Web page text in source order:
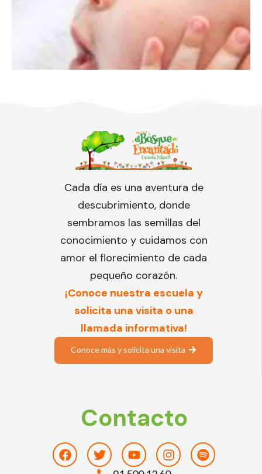
Cada día es una aventura de
descubrimiento, donde
sembramos las semillas del
conocimiento y cuidamos con
amor el florecimiento de cada
pequeño corazón.
¡Conoce nuestra escuela y
solicita una visita o una
llamada informativa!
Conoce más y solicita una visita
Contacto
FacebookTwitterYoutubeInstagramSpotify